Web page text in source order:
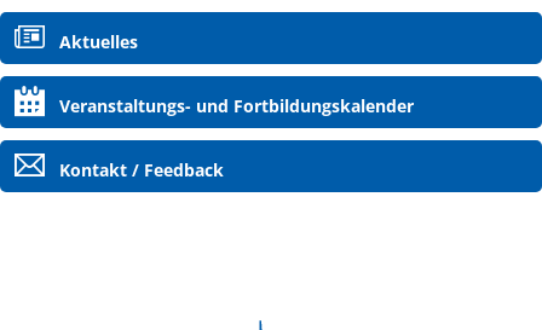
Navigation
überspringen
Aktuelles
Veranstaltungs- und Fortbildungskalender
Kontakt / Feedback